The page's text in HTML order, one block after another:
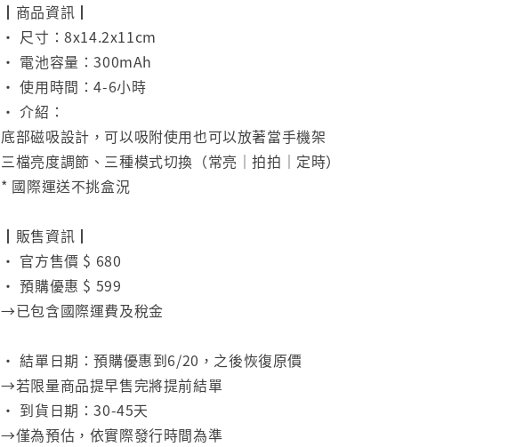
┃商品資訊┃
• 尺寸：8x14.2x11cm
• 電池容量：300mAh
• 使用時間：4-6小時
• 介紹：
底部磁吸設計，可以吸附使用也可以放著當手機架
三檔亮度調節、三種模式切換（常亮｜拍拍｜定時）
* 國際運送不挑盒況
┃販售資訊┃
• 官方售價 $ 680
• 預購優惠 $ 599
→已包含國際運費及稅金
• 結單日期：預購優惠到6/20，之後恢復原價
→若限量商品提早售完將提前結單
• 到貨日期：30-45天
→僅為預估，依實際發行時間為準